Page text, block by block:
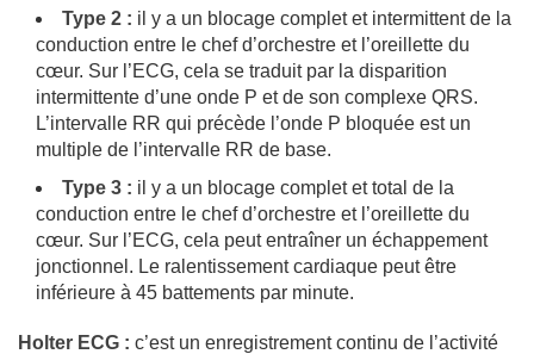
Type 2 : il y a un blocage complet et intermittent de la
conduction entre le chef d’orchestre et l’oreillette du
cœur. Sur l’ECG, cela se traduit par la disparition
intermittente d’une onde P et de son complexe QRS.
L’intervalle RR qui précède l’onde P bloquée est un
multiple de l’intervalle RR de base.
Type 3 : il y a un blocage complet et total de la
conduction entre le chef d’orchestre et l’oreillette du
cœur. Sur l’ECG, cela peut entraîner un échappement
jonctionnel. Le ralentissement cardiaque peut être
inférieure à 45 battements par minute.
Holter ECG : c’est un enregistrement continu de l’activité